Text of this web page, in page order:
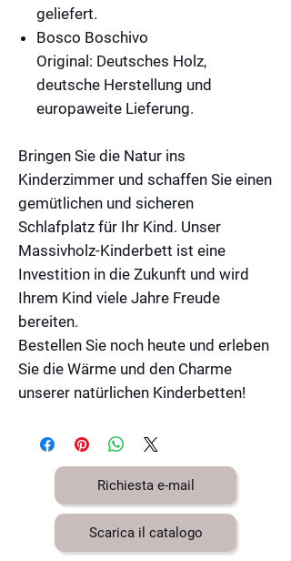
geliefert.
Bosco Boschivo
Original: Deutsches Holz,
deutsche Herstellung und
europaweite Lieferung.
Bringen Sie die Natur ins
Kinderzimmer und schaffen Sie einen
gemütlichen und sicheren
Schlafplatz für Ihr Kind. Unser
Massivholz-Kinderbett ist eine
Investition in die Zukunft und wird
Ihrem Kind viele Jahre Freude
bereiten.
Bestellen Sie noch heute und erleben
Sie die Wärme und den Charme
unserer natürlichen Kinderbetten!
Richiesta e-mail
Scarica il catalogo